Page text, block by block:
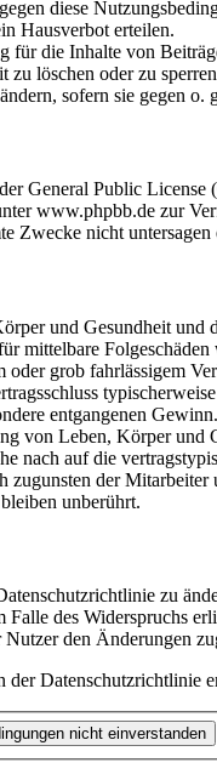
diese
Hausverbot erteilen.
die Inhalte von
zu löschen oder zu
sofern sie gegen
General Public
www.phpbb.de zur
Zwecke nicht
und Gesundheit
mittelbare
grob fahrlässigem
entgangenen Gewinn.
von Leben, Körper und
nach auf die
der
unberührt.
zu
des Widerspruchs
den Änderungen
Datenschutzrichtlinie